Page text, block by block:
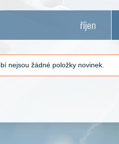
říjen
nejsou žádné položky novinek.